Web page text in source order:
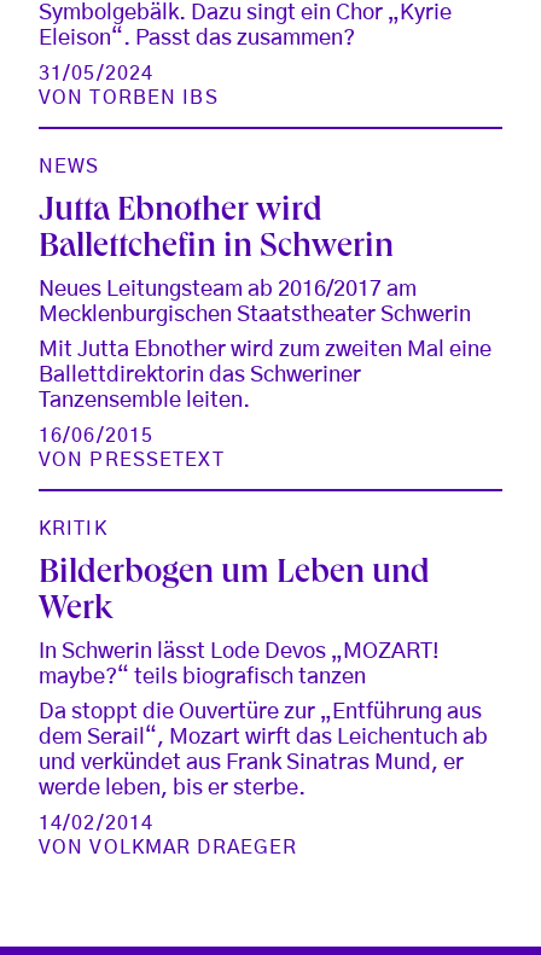
Symbolgebälk. Dazu singt ein Chor „Kyrie
Eleison“. Passt das zusammen?
31/05/2024
VON
TORBEN IBS
NEWS
Jutta Ebnother wird
Ballettchefin in Schwerin
Neues Leitungsteam ab 2016/2017 am
Mecklenburgischen Staatstheater Schwerin
Mit Jutta Ebnother wird zum zweiten Mal eine
Ballettdirektorin das Schweriner
Tanzensemble leiten.
16/06/2015
VON
PRESSETEXT
KRITIK
Bilderbogen um Leben und
Werk
In Schwerin lässt Lode Devos „MOZART!
maybe?“ teils biografisch tanzen
Da stoppt die Ouvertüre zur „Entführung aus
dem Serail“, Mozart wirft das Leichentuch ab
und verkündet aus Frank Sinatras Mund, er
werde leben, bis er sterbe.
14/02/2014
VONVOLKMAR DRAEGER